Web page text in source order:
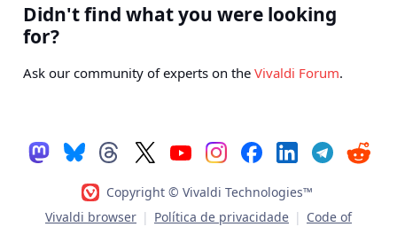
Didn't find what you were looking
for?
Ask our community of experts on the Vivaldi Forum.
Copyright © Vivaldi Technologies™
Vivaldi browser | Política de privacidade | Code of